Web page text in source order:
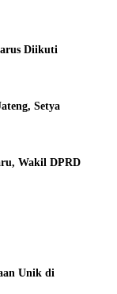
Diikuti
Setya
Wakil DPRD
Unik di